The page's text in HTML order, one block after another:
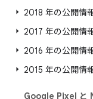
2018 年の公開情
2017 年の公開情
2016 年の公開情
2015 年の公開情
Google Pixel と